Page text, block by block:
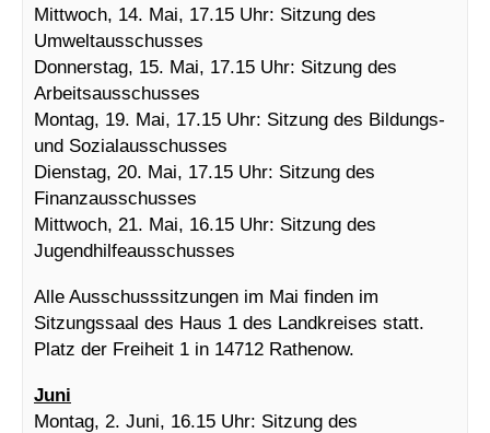
Mittwoch, 14. Mai, 17.15 Uhr: Sitzung des
Umweltausschusses
Donnerstag, 15. Mai, 17.15 Uhr: Sitzung des
Arbeitsausschusses
Montag, 19. Mai, 17.15 Uhr: Sitzung des Bildungs-
und Sozialausschusses
Dienstag, 20. Mai, 17.15 Uhr: Sitzung des
Finanzausschusses
Mittwoch, 21. Mai, 16.15 Uhr: Sitzung des
Jugendhilfeausschusses
Alle Ausschusssitzungen im Mai finden im
Sitzungssaal des Haus 1 des Landkreises statt.
Platz der Freiheit 1 in 14712 Rathenow.
Juni
Montag, 2. Juni, 16.15 Uhr: Sitzung des